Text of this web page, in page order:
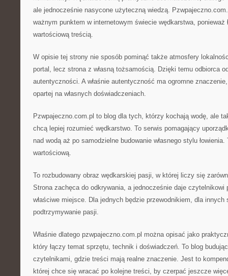
ale jednocześnie nasycone użyteczną wiedzą.
ważnym punktem w internetowym świecie wędkarstwa, ponieważ
wartościową treścią.
W opisie tej strony nie sposób pominąć także atmosfery
portal, lecz strona z własną tożsamością. Dzięki temu odbiorca
autentyczności. A właśnie autentyczność ma ogromne
opartej na własnych doświadczeniach.
Pzwpajeczno.com.pl to blog dla tych, którzy kochają wodę, ale
chcą lepiej rozumieć wędkarstwo. To serwis pomagający
nad wodą aż po samodzielne budowanie własnego stylu
wartościową.
To rozbudowany obraz wędkarskiej pasji, w której liczy się
Strona zachęca do odkrywania, a jednocześnie daje czytelnikowi
właściwe miejsce. Dla jednych będzie przewodnikiem, dla innych
podtrzymywanie pasji.
Właśnie dlatego pzwpajeczno.com.pl można opisać jako
który łączy temat sprzętu, technik i doświadczeń. To blog
czytelnikami, gdzie treści mają realne znaczenie. Jest to
której chce się wracać po kolejne treści, by czerpać jeszcze